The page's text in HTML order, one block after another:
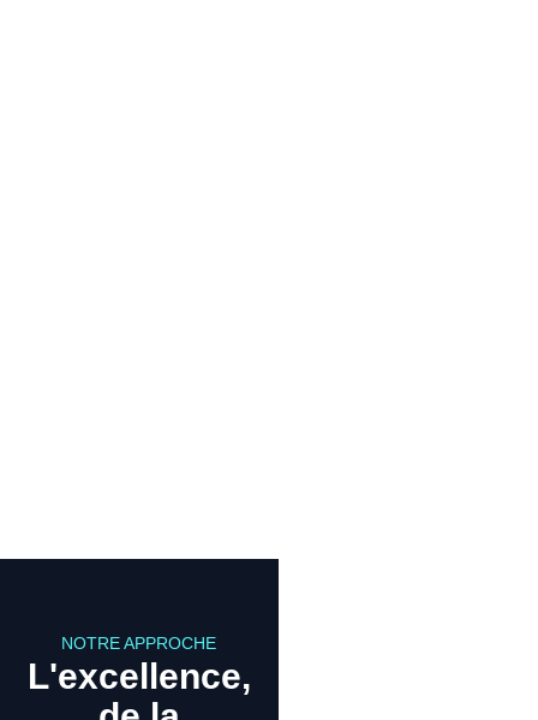
NOTRE APPROCHE
L'excellence,